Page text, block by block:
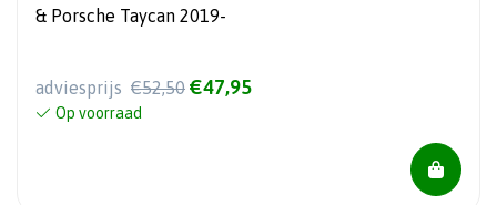
& Porsche Taycan 2019-
adviesprijs €52,50 €47,95
Op voorraad